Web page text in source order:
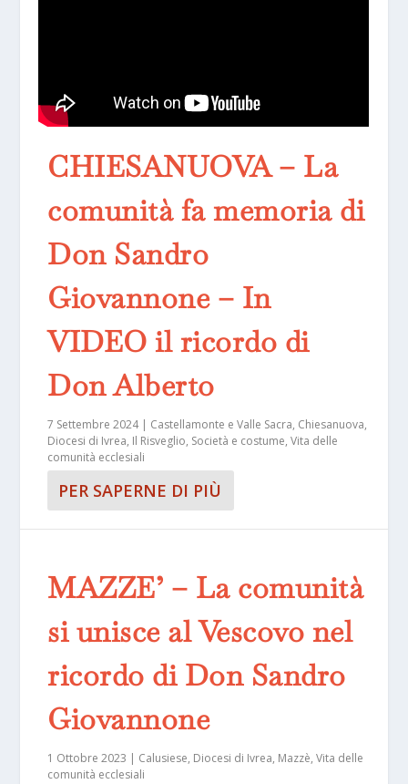
CHIESANUOVA – La
comunità fa memoria di
Don Sandro
Giovannone – In
VIDEO il ricordo di
Don Alberto
7 Settembre 2024| Castellamonte e Valle Sacra, Chiesanuova,
Diocesi di Ivrea, Il Risveglio, Società e costume,Vita delle
comunità ecclesiali
PER SAPERNE DI PIÙ
MAZZE’ – La comunità
si unisce al Vescovo nel
ricordo di Don Sandro
Giovannone
1 Ottobre 2023 | Calusiese, Diocesi di Ivrea, Mazzè,Vita delle
comunità ecclesiali